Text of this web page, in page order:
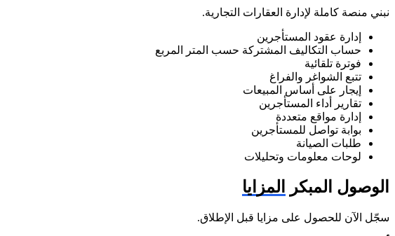
نبني منصة كاملة لإدارة العقارات التجارية.
إدارة عقود المستأجرين
حساب التكاليف المشتركة حسب المتر المربع
فوترة تلقائية
تتبع الشواغر والفراغ
إيجار على أساس المبيعات
تقارير أداء المستأجرين
إدارة مواقع متعددة
بوابة تواصل للمستأجرين
طلبات الصيانة
لوحات معلومات وتحليلات
الوصول المبكر المزايا
سجّل الآن للحصول على مزايا قبل الإطلاق.